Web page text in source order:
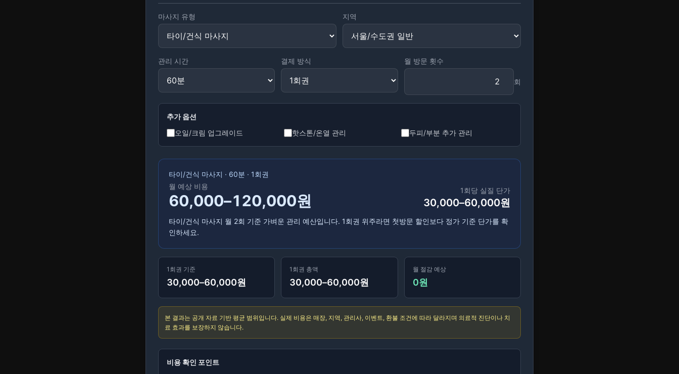
마사지 유형 지역
관리 시간 결제 방식 월 방문 횟수
회
추가 옵션
오일/크림 업그레이드
핫스톤/온열 관리 두피/부분 추가 관리
타이/건식 마사지 · 60분 · 1회권
월 예상 비용
60,000–120,000원
1회당 실질 단가
30,000–60,000원
타이/건식 마사지 월 2회 기준 가벼운 관리 예산입니다. 1회권 위주라면 첫방문 할인보다 정가 기준 단가를 확
인하세요.
1회권 기준
30,000–60,000원
1회권 총액
30,000–60,000원
월 절감 예상
0원
본 결과는 공개 자료 기반 평균 범위입니다. 실제 비용은 매장, 지역, 관리사, 이벤트, 환불 조건에 따라 달라지며 의료적 진단이나 치
료 효과를 보장하지 않습니다.
비용 확인 포인트